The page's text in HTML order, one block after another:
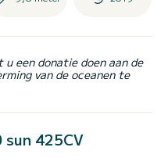
een donatie doen aan de
van de oceanen te
sun 425CV